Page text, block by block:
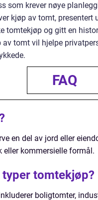
som krever nøye
kjøp av tomt,
tomtekjøp og gitt en
tomt vil hjelpe
FAQ
en del av jord eller
kommersielle formål.
typer tomtekjøp?
boligtomter,